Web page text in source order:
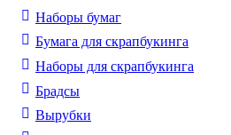
Наборы бумаг
Бумага для скрапбукинга
Наборы для скрапбукинга
Брадсы
Вырубки